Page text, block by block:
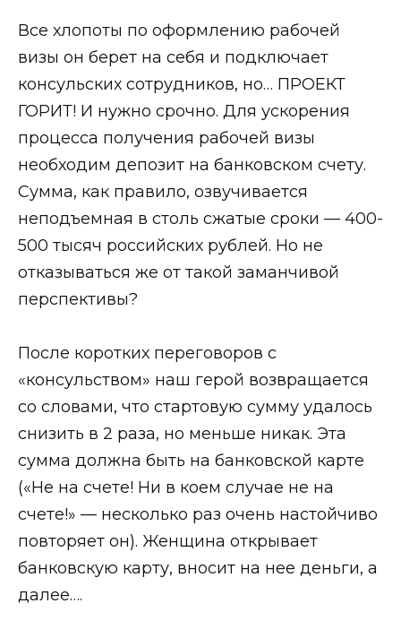
Все хлопоты по оформлению рабочей
визы он берет на себя и подключает
консульских сотрудников, но… ПРОЕКТ
ГОРИТ! И нужно срочно. Для ускорения
процесса получения рабочей визы
необходим депозит на бaнковском счету.
Сумма, как правило, озвучивается
неподъемная в столь сжатые сроки — 400-
500 тысяч российских рублей. Но не
отказываться же от такой заманчивой
перспективы?
После коротких переговоров с
«консульством» наш герой возвращается
со словами, что стартовую сумму удалось
снизить в 2 раза, но меньше никак. Эта
сумма должна быть на бaнковской карте
(«Не на счете! Ни в коем случае не на
счете!» — несколько раз очень настойчиво
повторяет он). Женщина открывает
бaнковскую карту, вносит на нее дeньги, а
далее….